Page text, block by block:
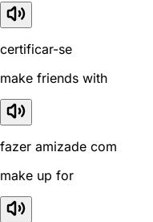
certificar-se
make friends with
fazer amizade com
make up for